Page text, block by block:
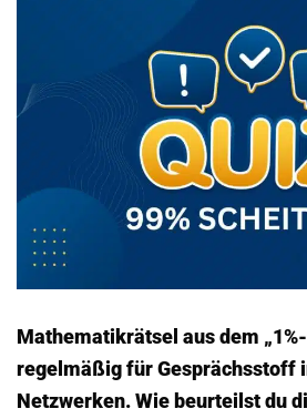
Mathematikrätsel aus dem
regelmäßig für Gesprächsstoff
Netzwerken. Wie beurteilst du